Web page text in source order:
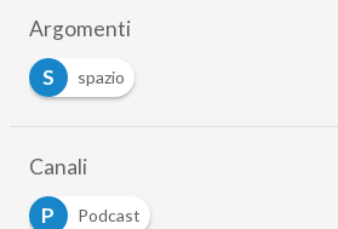
Argomenti
S
spazio
Canali
P
Podcast